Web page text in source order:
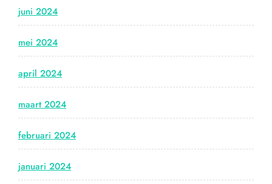
juni 2024
mei 2024
april 2024
maart 2024
februari 2024
januari 2024